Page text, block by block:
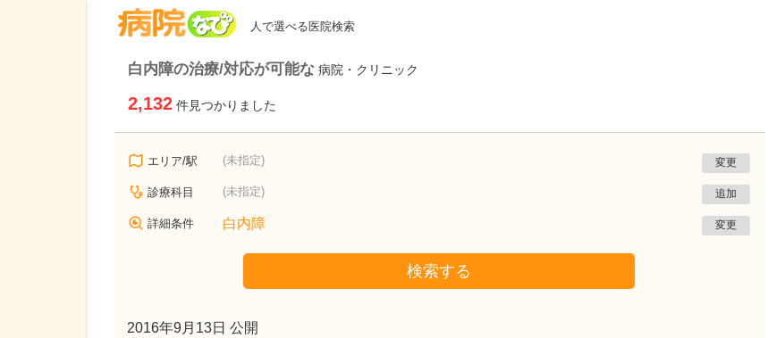
人で選べる医院検索
白内障の治療/対応が可能な 病院・クリニック
2,132 件見つかりました
エリア/駅 (未指定) 変更
診療科目 (未指定) 追加
詳細条件 白内障 変更
検索する
2016年9月13日 公開